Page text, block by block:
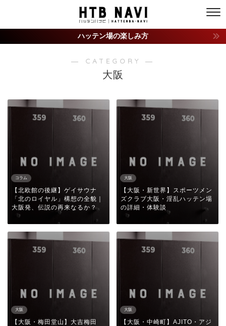
ハッテン場の楽しみ方
― CATEGORY ―
大阪
コラム
【北欧館の後継】ゲイサウナ
「北のロイヤル」構想の全貌｜
大阪発、伝説の再来なるか？
大阪
【大阪・新世界】スポーツメン
ズクラブ大阪・淫乱ハッテン場
の詳細・体験談
大阪
【大阪・梅田堂山】大吉梅田
大阪
【大阪・中崎町】AJITO・アジ